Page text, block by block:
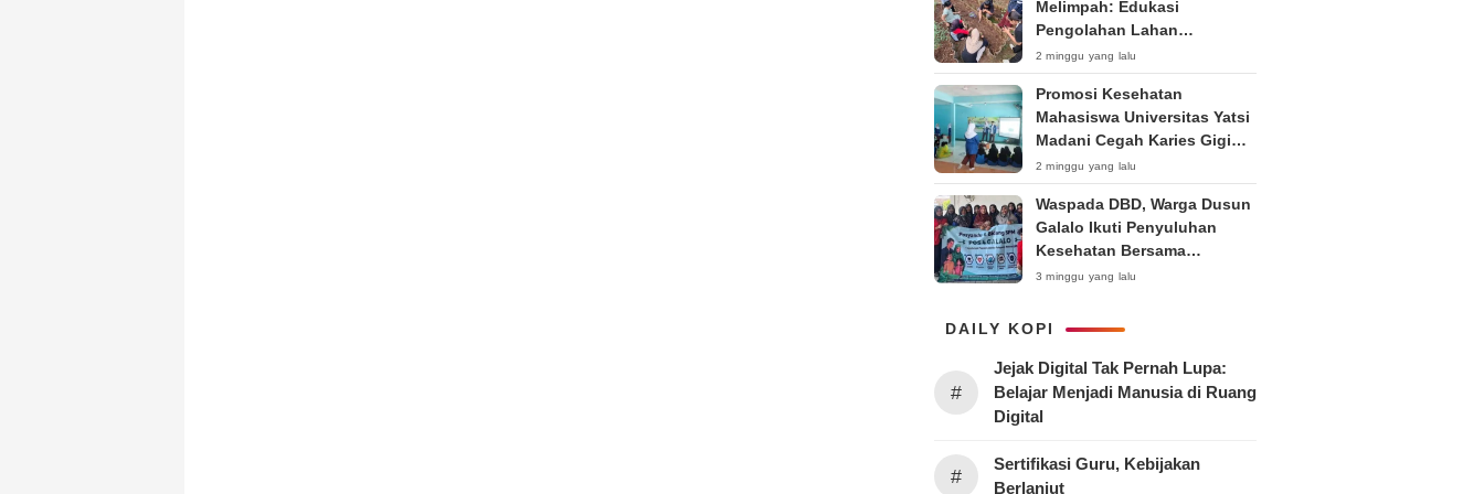
Melimpah: Edukasi
Pengolahan Lahan
Bedengan Organik bagi KWT
dan Ibu PKK RT 04 RW 01
Kelurahan Pakintelan
2 minggu yang lalu
Promosi Kesehatan
Mahasiswa Universitas Yatsi
Madani Cegah Karies Gigi
Anak
2 minggu yang lalu
Waspada DBD, Warga Dusun
Galalo Ikuti Penyuluhan
Kesehatan Bersama
Mahasiswa Pemberdayaan
Surabaya 2026
3 minggu yang lalu
DAILY KOPI
#
Jejak Digital Tak Pernah Lupa:
Belajar Menjadi Manusia di Ruang
Digital
#
Sertifikasi Guru, Kebijakan
Berlanjut